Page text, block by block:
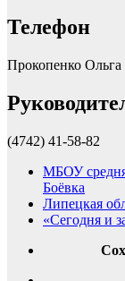
Телефон
Прокопенко
(4742) 41-58-82
МБОУ
Боёвка
Липецкая
«Сегодня и